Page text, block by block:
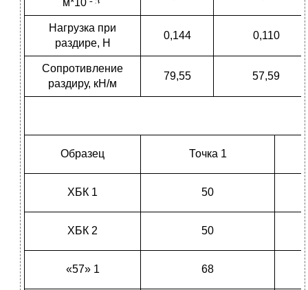
м*10
Нагрузка при
раздире, Н
0,144 0,110
Сопротивление
раздиру, кН/м
79,55 57,59
Образец Точка 1
ХБК 1 50
ХБК 2 50
«57» 1 68